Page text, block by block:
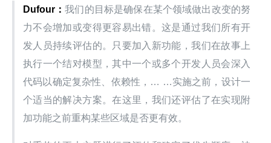
Dufour：我们的目标是确保在某个领域做出改变的努
力不会增加或变得更容易出错。这是通过我们所有开
发人员持续评估的。只要加入新功能，我们在故事上
执行一个结对模型，其中一个或多个开发人员会深入
代码以确定复杂性、依赖性，… …实施之前，设计一
个适当的解决方案。在这里，我们还评估了在实现附
加功能之前重构某些区域是否更有效。